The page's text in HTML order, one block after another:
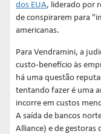
dos EUA, liderado por
de conspirarem para
americanas.
Para Vendramini, a
custo-benefício às
há uma questão
tentando fazer é uma
incorre em custos
A saída de bancos
Alliance) e de gestoras